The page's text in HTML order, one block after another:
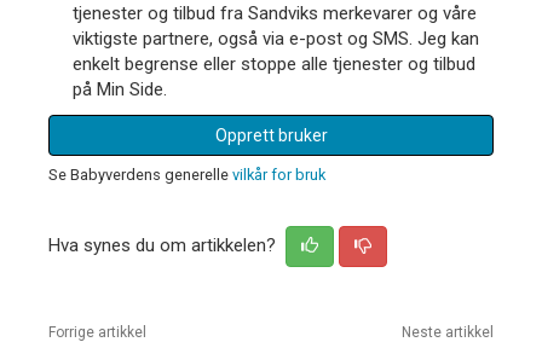
tjenester og tilbud fra Sandviks merkevarer og våre
viktigste partnere, også via e-post og SMS. Jeg kan
enkelt begrense eller stoppe alle tjenester og tilbud
på Min Side.
Opprett bruker
Se Babyverdens generelle vilkår for bruk
Hva synes du om artikkelen?
Forrige artikkel Neste artikkel